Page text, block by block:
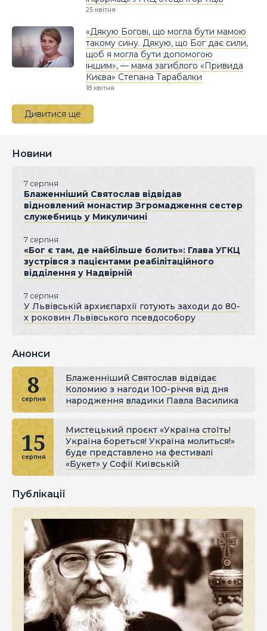
25 квітня
«Дякую Богові, що могла бути мамою
такому сину. Дякую, що Бог дає сили,
щоб я могла бути допомогою
іншим», — мама загиблого «Привида
Києва» Степана Тарабалки
18 квітня
Дивитися ще
Новини
7 серпня
Блаженніший Святослав відвідав
відновлений монастир Згромадження сестер
служебниць у Микуличині
7 серпня
«Бог є там, де найбільше болить»: Глава УГКЦ
зустрівся з пацієнтами реабілітаційного
відділення у Надвірній
7 серпня
У Львівській архиєпархії готують заходи до 80-
х роковин Львівського псевдособору
Анонси
8
серпня
Блаженніший Святослав відвідає
Коломию з нагоди 100-річчя від дня
народження владики Павла Василика
15
серпня
Мистецький проєкт «Україна стоїть!
Україна бореться! Україна молиться!»
буде представлено на фестивалі
«Букет» у Софії Київській
Публікації